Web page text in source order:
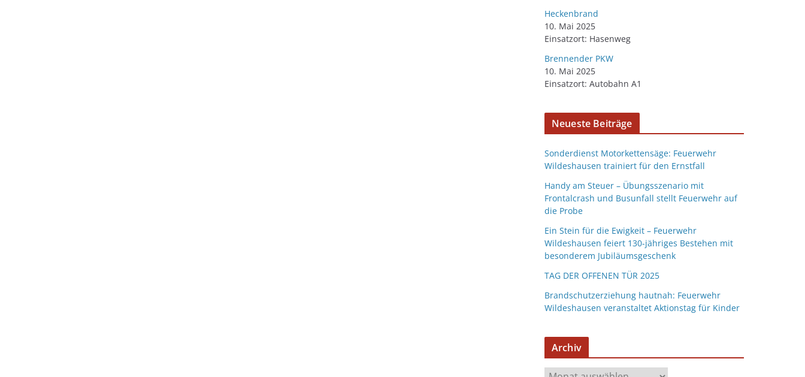
Heckenbrand
10. Mai 2025
Einsatzort: Hasenweg
Brennender PKW
10. Mai 2025
Einsatzort: Autobahn A1
Neueste Beiträge
Sonderdienst Motorkettensäge: Feuerwehr
Wildeshausen trainiert für den Ernstfall
Handy am Steuer – Übungsszenario mit
Frontalcrash und Busunfall stellt Feuerwehr auf
die Probe
Ein Stein für die Ewigkeit – Feuerwehr
Wildeshausen feiert 130-jähriges Bestehen mit
besonderem Jubiläumsgeschenk
TAG DER OFFENEN TÜR 2025
Brandschutzerziehung hautnah: Feuerwehr
Wildeshausen veranstaltet Aktionstag für Kinder
Archiv